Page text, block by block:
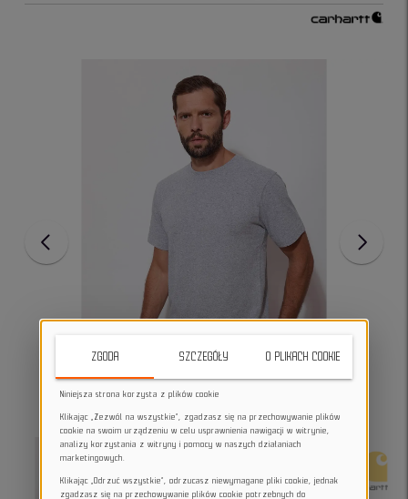
ZGODA SZCZEGÓŁY O PLIKACH COOKIE
Niniejsza strona korzysta z plików cookie
Klikając „Zezwól na wszystkie”, zgadzasz się na przechowywanie plików
cookie na swoim urządzeniu w celu usprawnienia nawigacji w witrynie,
analizy korzystania z witryny i pomocy w naszych działaniach
marketingowych.
Klikając „Odrzuć wszystkie”, odrzucasz niewymagane pliki cookie, jednak
zgadzasz się na przechowywanie plików cookie potrzebnych do